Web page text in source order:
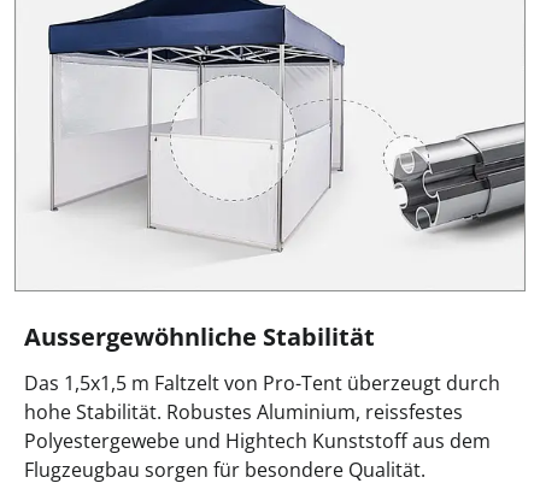
Aussergewöhnliche Stabilität
Das 1,5x1,5 m Faltzelt von Pro-Tent überzeugt durch
hohe Stabilität. Robustes Aluminium, reissfestes
Polyestergewebe und Hightech Kunststoff aus dem
Flugzeugbau sorgen für besondere Qualität.